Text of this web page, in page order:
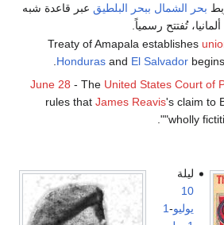
بحر الشمال ببحر البلطيق عبر قاعدة شبه
تُفتتح رسمياً.
Treaty of Amapala establishes
Honduras and El Salvador
June 28 - The United States Court of
rules that James Reavis's claim to
"wholly
ليلة
10
يوليو-
1